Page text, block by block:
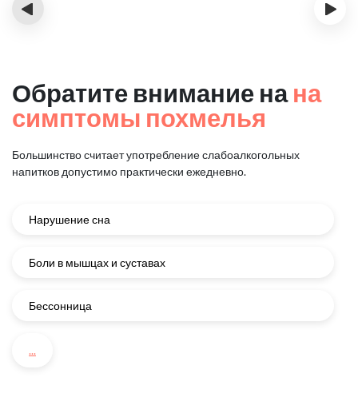
‹ ›
Обратите внимание нана
симптомы похмелья
Большинство считает употребление слабоалкогольных
напитков допустимо практически ежедневно.
Нарушение сна
Боли в мышцах и суставах
Бессонница
...